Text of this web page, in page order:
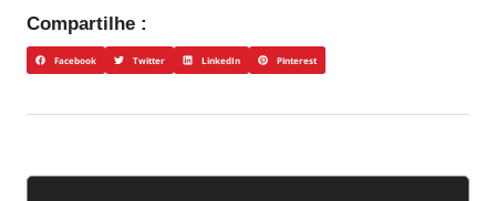
Compartilhe :
Facebook Twitter LinkedIn Pinterest